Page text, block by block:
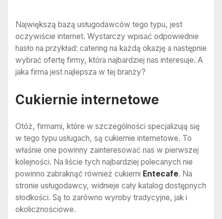
Największą bazą usługodawców tego typu, jest
oczywiście internet. Wystarczy wpisać odpowiednie
hasło na przykład: catering na każdą okazję a następnie
wybrać ofertę firmy, która najbardziej nas interesuje. A
jaka firma jest najlepsza w tej branży?
Cukiernie internetowe
Otóż, firmami, które w szczególności specjalizują się
w tego typu usługach, są cukiernie internetowe. To
właśnie one powinny zainteresować nas w pierwszej
kolejności. Na liście tych najbardziej polecanych nie
powinno zabraknąć również cukierni Entecafe. Na
stronie usługodawcy, widnieje cały katalog dostępnych
słodkości. Są to zarówno wyroby tradycyjne, jak i
okolicznościowe.